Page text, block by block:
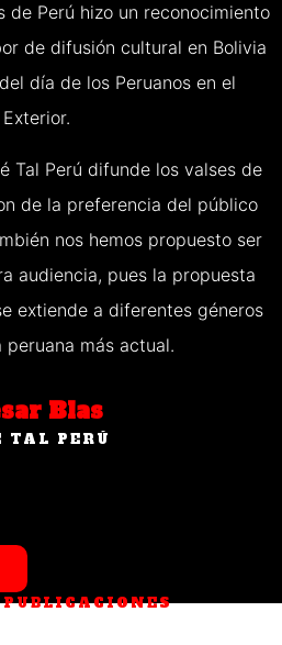
de Perú hizo un reconocimiento
de difusión cultural en Bolivia
día de los Peruanos en el
Exterior.
Tal Perú difunde los valses de
de la preferencia del público
nos hemos propuesto ser
audiencia, pues la propuesta
extiende a diferentes géneros
peruana más actual.
Blas
TAL PERÚ